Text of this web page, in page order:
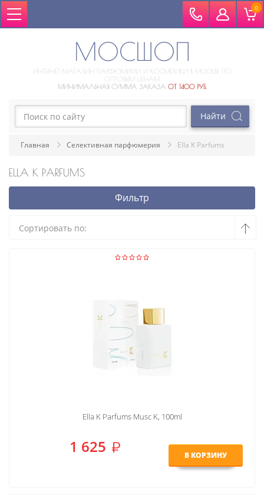
0
МОСШОП
ИНТЕРНЕТ-МАГАЗИН ПАРФЮМЕРИИ И КОСМЕТИКИ В МОСКВЕ ПО
ОПТОВЫМ ЦЕНАМ
МИНИМАЛЬНАЯ СУММА ЗАКАЗА ОТ 1400 РУБ.
Главная Селективная парфюмерия Ella K Parfums
ELLA K PARFUMS
Фильтр
Сортировать по:
Ella K Parfums Musc K, 100ml
1 625 В КОРЗИНУ